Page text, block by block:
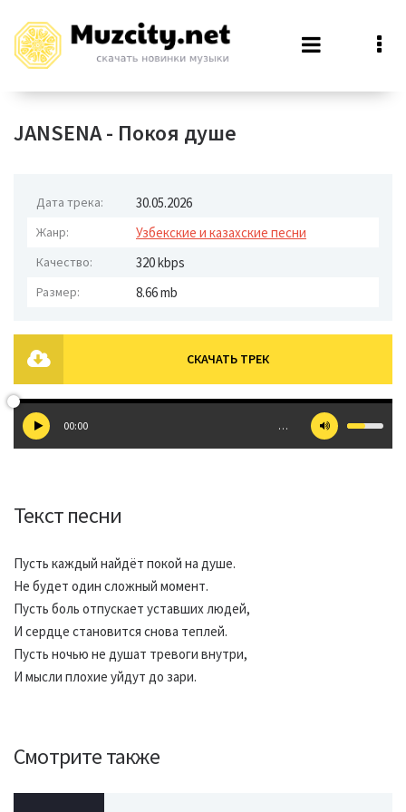
JANSENA - Покоя душе
Дата трека: 30.05.2026
Жанр: Узбекские и казахские песни
Качество: 320 kbps
Размер: 8.66 mb
СКАЧАТЬ ТРЕК
00:00 …
Текст песни
Пусть каждый найдёт покой на душе.
Не будет один сложный момент.
Пусть боль отпускает уставших людей,
И сердце становится снова теплей.
Пусть ночью не душат тревоги внутри,
И мысли плохие уйдут до зари.
Смотрите также